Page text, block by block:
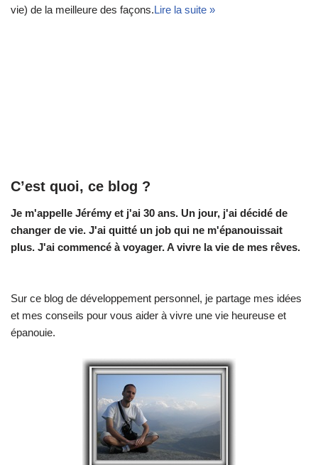
vie) de la meilleure des façons.Lire la suite »
C’est quoi, ce blog ?
Je m'appelle Jérémy et j'ai 30 ans. Un jour, j'ai décidé de
changer de vie. J'ai quitté un job qui ne m'épanouissait
plus. J'ai commencé à voyager. A vivre la vie de mes rêves.
Sur ce blog de développement personnel, je partage mes idées
et mes conseils pour vous aider à vivre une vie heureuse et
épanouie.